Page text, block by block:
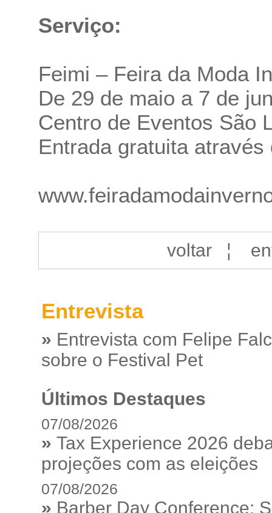
Serviço:
Feimi – Feira da Moda
De 29 de maio a 7 de
Centro de Eventos São
Entrada gratuita
voltar¦
Entrevista
» Entrevista com Felipe
sobre o Festival Pet
Últimos Destaques
07/08/2026
» Tax Experience 2026
projeções com as eleições
07/08/2026
» Barber Day Conference: